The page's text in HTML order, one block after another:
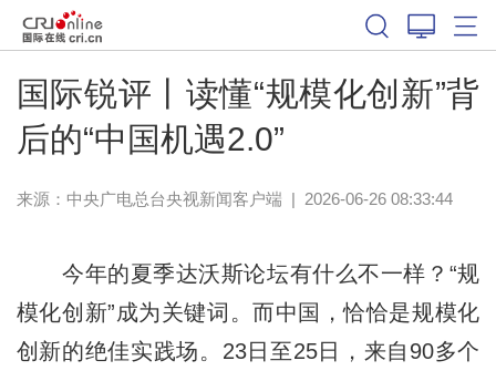
国际锐评丨读懂“规模化创新”背
后的“中国机遇2.0”
来源： 中央广电总台央视新闻客户端 | 2026-06-26 08:33:44
今年的夏季达沃斯论坛有什么不一样？“规
模化创新”成为关键词。而中国，恰恰是规模化
创新的绝佳实践场。23日至25日，来自90多个